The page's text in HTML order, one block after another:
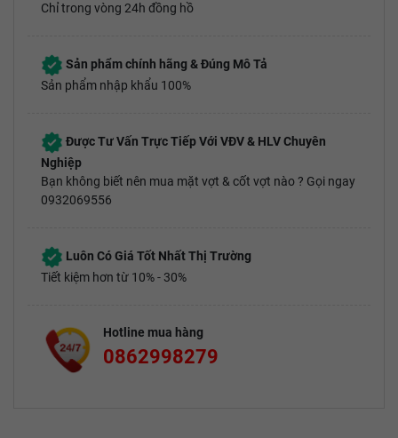
Chỉ trong vòng 24h đồng hồ
Sản phẩm chính hãng & Đúng Mô Tả
Sản phẩm nhập khẩu 100%
Được Tư Vấn Trực Tiếp Với VĐV & HLV Chuyên
Nghiệp
Bạn không biết nên mua mặt vợt & cốt vợt nào ? Gọi ngay
0932069556
Luôn Có Giá Tốt Nhất Thị Trường
Tiết kiệm hơn từ 10% - 30%
Hotline mua hàng
0862998279